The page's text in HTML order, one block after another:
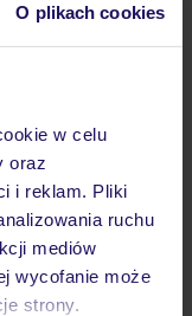
O plikach cookies
w celu
oraz
i reklam. Pliki
ruchu
mediów
wycofanie może
strony.